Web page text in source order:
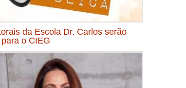
da Escola Dr. Carlos serão
o CIEG